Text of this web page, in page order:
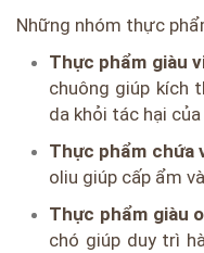
Những nhóm thực
Thực phẩm giàu
chuông giúp kích
da khỏi tác hại của
Thực phẩm chứa
oliu giúp cấp ẩm
Thực phẩm giàu
chó giúp duy trì